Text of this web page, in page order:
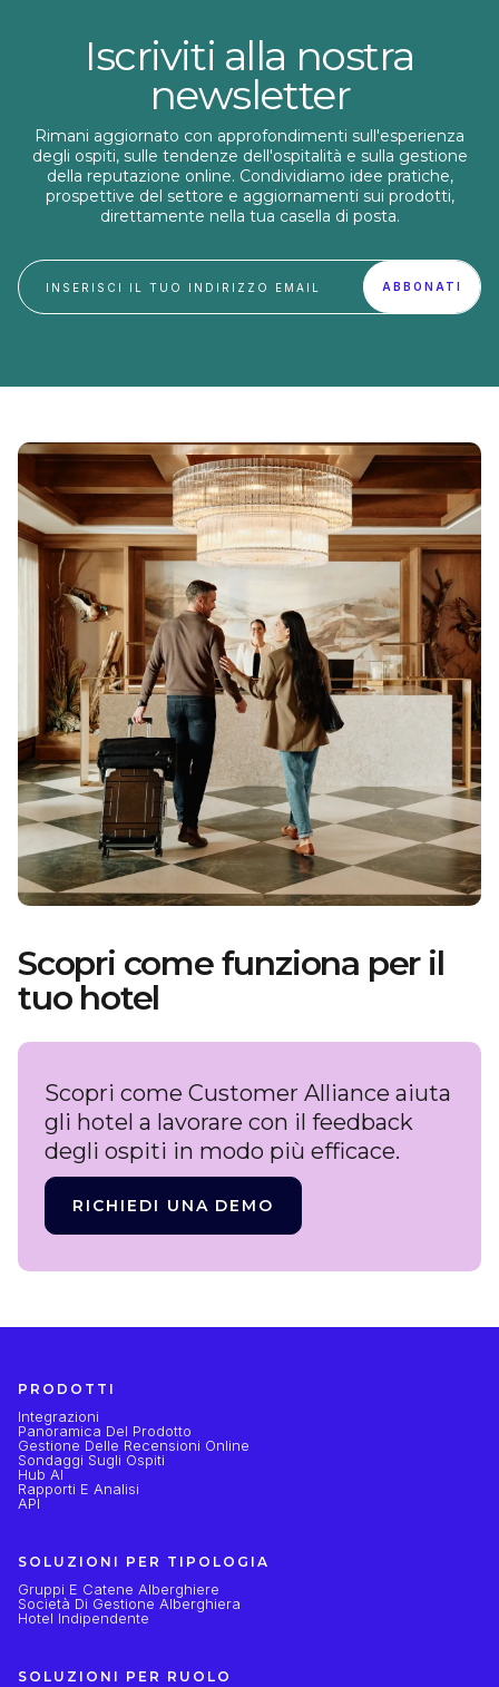
targeting the here and now of specific customer
scenarios. What Makes In-Web And In-App Surveys
Different? Microsurveys
Iscriviti alla nostra
newsletter
Rimani aggiornato con approfondimenti sull'esperienza
degli ospiti, sulle tendenze dell'ospitalità e sulla gestione
della reputazione online. Condividiamo idee pratiche,
prospettive del settore e aggiornamenti sui prodotti,
direttamente nella tua casella di posta.
Scopri come funziona per il
tuo hotel
Scopri come Customer Alliance aiuta
gli hotel a lavorare con il feedback
degli ospiti in modo più efficace.
RICHIEDI UNA DEMO
PRODOTTI
Integrazioni
Panoramica Del Prodotto
Gestione Delle Recensioni Online
Sondaggi Sugli Ospiti
Hub AI
Rapporti E Analisi
API
SOLUZIONI PER TIPOLOGIA
Gruppi E Catene Alberghiere
Società Di Gestione Alberghiera
Hotel Indipendente
SOLUZIONI PER RUOLO